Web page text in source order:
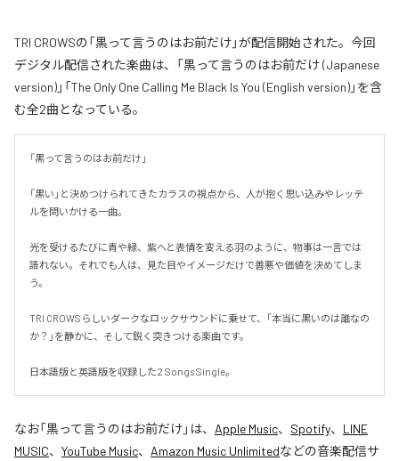
TRI CROWSの「黒って言うのはお前だけ」が配信開始された。今回
デジタル配信された楽曲は、「黒って言うのはお前だけ (Japanese
version)」「The Only One Calling Me Black Is You (English version)」を含
む全2曲となっている。
「黒って言うのはお前だけ」
「黒い」と決めつけられてきたカラスの視点から、人が抱く思い込みやレッテ
ルを問いかける一曲。
光を受けるたびに青や緑、紫へと表情を変える羽のように、物事は一言では
語れない。それでも人は、見た目やイメージだけで善悪や価値を決めてしま
う。
TRI CROWSらしいダークなロックサウンドに乗せて、「本当に黒いのは誰なの
か？」を静かに、そして鋭く突きつける楽曲です。
日本語版と英語版を収録した2 Songs Single。
なお「黒って言うのはお前だけ」は、 Apple Music、 Spotify、 LINE
MUSIC、 YouTube Music、 Amazon Music Unlimitedなどの音楽配信サ